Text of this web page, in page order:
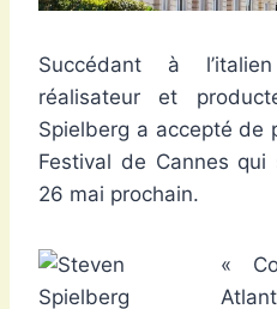
Succédant à
réalisateur et
Spielberg a accepté de
Festival de Cannes
26 mai prochain.
«